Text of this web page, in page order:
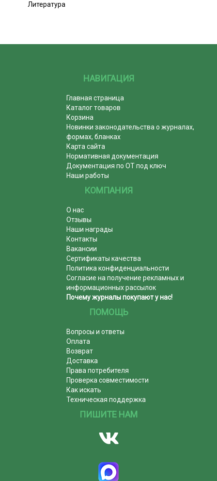
Литература
НАВИГАЦИЯ
Главная страница
Каталог товаров
Корзина
Новинки законодательства о журналах,
формах, бланках
Карта сайта
Нормативная документация
Документация по ОТ под ключ
Наши работы
КОМПАНИЯ
О нас
Отзывы
Наши награды
Контакты
Вакансии
Сертификаты качества
Политика конфиденциальности
Согласие на получение рекламных и
информационных рассылок
Почему журналы покупают у нас!
ПОМОЩЬ
Вопросы и ответы
Оплата
Возврат
Доставка
Права потребителя
Проверка совместимости
Как искать
Техническая поддержка
ПИШИТЕ НАМ